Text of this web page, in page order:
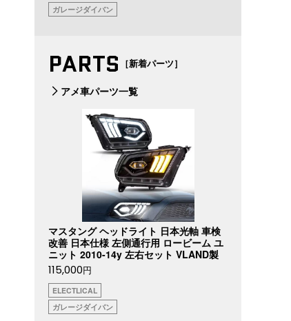
ガレージダイバン
PARTS ［新着パーツ］
アメ車パーツ一覧
マスタング ヘッドライト 日本光軸 車検
改善 日本仕様 左側通行用 ロービーム ユ
ニット 2010-14y 左右セット VLAND製
115,000円
ELECTLICAL
ガレージダイバン